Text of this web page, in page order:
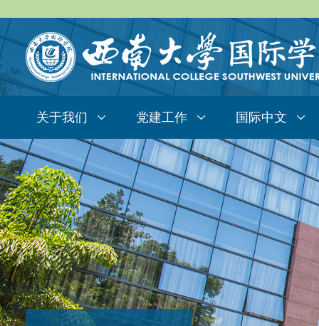
关于我们 党建工作 国际中文